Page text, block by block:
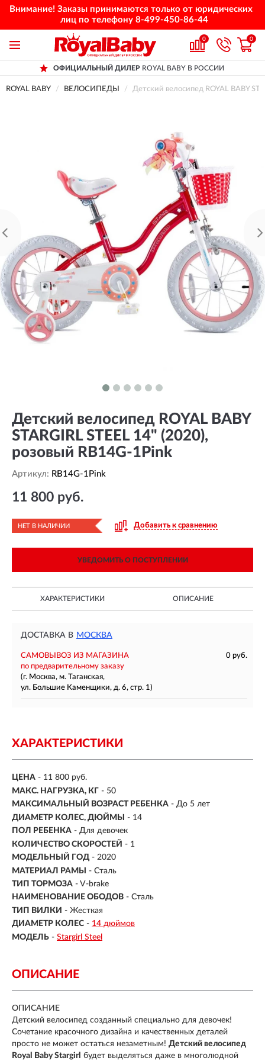
Внимание! Заказы принимаются только от юридических
лиц по телефону 8-499-450-86-44
0 0
ОФИЦИАЛЬНЫЙ ДИЛЕР ROYAL BABY В РОССИИ
ROYAL BABY ВЕЛОСИПЕДЫ Детский велосипед ROYAL BABY
Детский велосипед ROYAL BABY
STARGIRL STEEL 14" (2020),
розовый RB14G-1Pink
Артикул: RB14G-1Pink
11 800 руб.
НЕТ В НАЛИЧИИ Добавить к сравнению
УВЕДОМИТЬ О ПОСТУПЛЕНИИ
ХАРАКТЕРИСТИКИ ОПИСАНИЕ
ДОСТАВКА В МОСКВА
САМОВЫВОЗ ИЗ МАГАЗИНА
0 руб.
по предварительному заказу
(г. Москва, м. Таганская,
ул. Большие Каменщики, д. 6, стр. 1)
ХАРАКТЕРИСТИКИ
ЦЕНА - 11 800 руб.
МАКС. НАГРУЗКА, КГ - 50
МАКСИМАЛЬНЫЙ ВОЗРАСТ РЕБЕНКА - До 5 лет
ДИАМЕТР КОЛЕС, ДЮЙМЫ
- 14
ПОЛ РЕБЕНКА - Для девочек
КОЛИЧЕСТВО СКОРОСТЕЙ - 1
МОДЕЛЬНЫЙ ГОД - 2020
МАТЕРИАЛ РАМЫ
- Сталь
ТИП ТОРМОЗА - V-brake
НАИМЕНОВАНИЕ ОБОДОВ - Сталь
ТИП ВИЛКИ - Жесткая
ДИАМЕТР КОЛЕС - 14 дюймов
МОДЕЛЬ - Stargirl Steel
ОПИСАНИЕ
ОПИСАНИЕ
Детский велосипед созданный специально для девочек!
Сочетание красочного дизайна и качественных деталей
просто не может остаться незаметным! Детский велосипед
Royal Baby Stargirl будет выделяться даже в многолюдной